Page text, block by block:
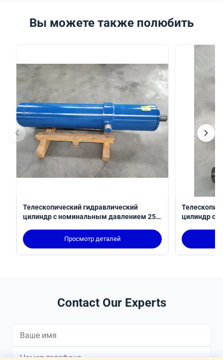
Вы можете также полюбить
Телескопический гидравлический
цилиндр с номинальным давлением 250
установкой на троне MT4
Просмотр деталей
цилиндр с
6022
Contact Our Experts